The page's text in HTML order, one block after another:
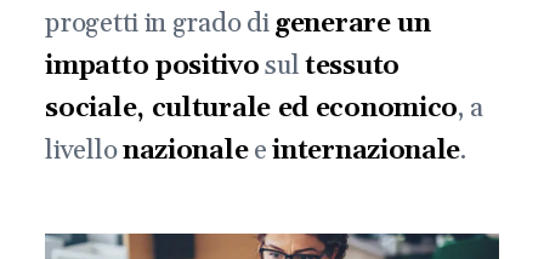
progetti in grado digenerare un
impatto positivosultessuto
sociale, culturale ed economico, a
livellonazionaleeinternazionale.